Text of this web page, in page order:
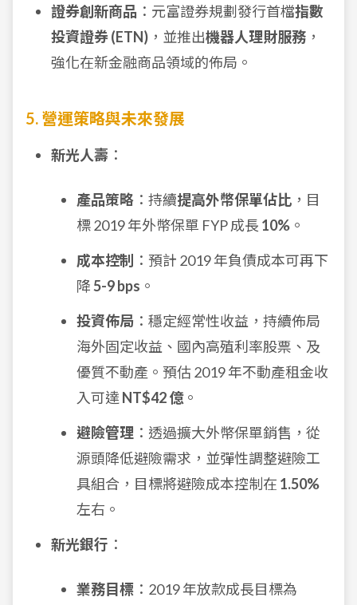
證券創新商品 ：元富證券規劃發行首檔指數
投資證券 (ETN) ，並推出機器人理財服務 ，
強化在新金融商品領域的佈局。
5. 營運策略與未來發展
新光人壽 ：
產品策略 ：持續提高外幣保單佔比 ，目
標 2019 年外幣保單 FYP 成長 10% 。
成本控制 ：預計 2019 年負債成本可再下
降5-9 bps 。
投資佈局 ：穩定經常性收益，持續佈局
海外固定收益、國內高殖利率股票、及
優質不動產。預估 2019 年不動產租金收
入可達 NT$42 億。
避險管理 ：透過擴大外幣保單銷售，從
源頭降低避險需求，並彈性調整避險工
具組合，目標將避險成本控制在 1.50%
左右。
新光銀行 ：
業務目標 ：2019 年放款成長目標為